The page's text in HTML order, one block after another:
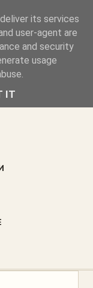
нови книги
·
its services
user-agent are
and security
usage
IT